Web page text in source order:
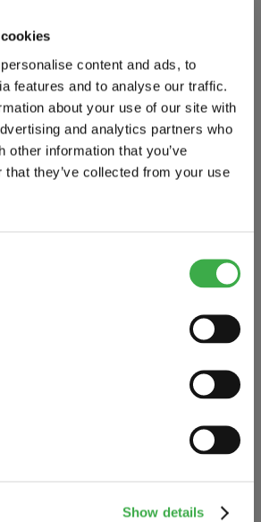
content and ads, to
features and to analyse our traffic.
about your use of our site with
and analytics partners who
other information that you’ve
that they’ve collected from your use
Show details
MIX &